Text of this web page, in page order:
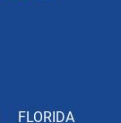
FLORIDA